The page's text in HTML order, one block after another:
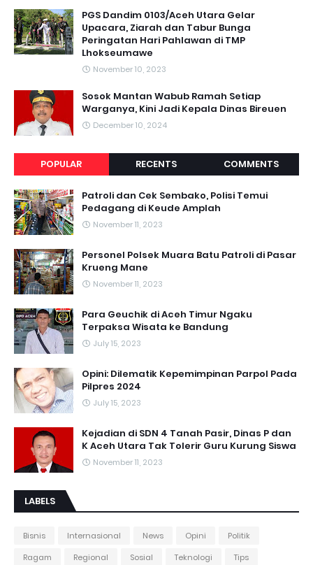
PGS Dandim 0103/Aceh Utara Gelar
Upacara, Ziarah dan Tabur Bunga
Peringatan Hari Pahlawan di TMP
Lhokseumawe
November 10, 2023
Sosok Mantan Wabub Ramah Setiap
Warganya, Kini Jadi Kepala Dinas Bireuen
December 10, 2024
POPULAR RECENTS COMMENTS
Patroli dan Cek Sembako, Polisi Temui
Pedagang di Keude Amplah
November 11, 2023
Personel Polsek Muara Batu Patroli di Pasar
Krueng Mane
November 11, 2023
Para Geuchik di Aceh Timur Ngaku
Terpaksa Wisata ke Bandung
July 15, 2023
Opini: Dilematik Kepemimpinan Parpol Pada
Pilpres 2024
July 15, 2023
Kejadian di SDN 4 Tanah Pasir, Dinas P dan
K Aceh Utara Tak Tolerir Guru Kurung Siswa
November 11, 2023
LABELS
Bisnis Internasional News Opini
Politik
Ragam
Regional Sosial Teknologi
Tips